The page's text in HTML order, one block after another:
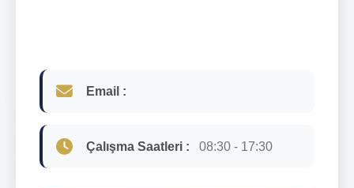
Email :
Çalışma Saatleri : 08:30 - 17:30